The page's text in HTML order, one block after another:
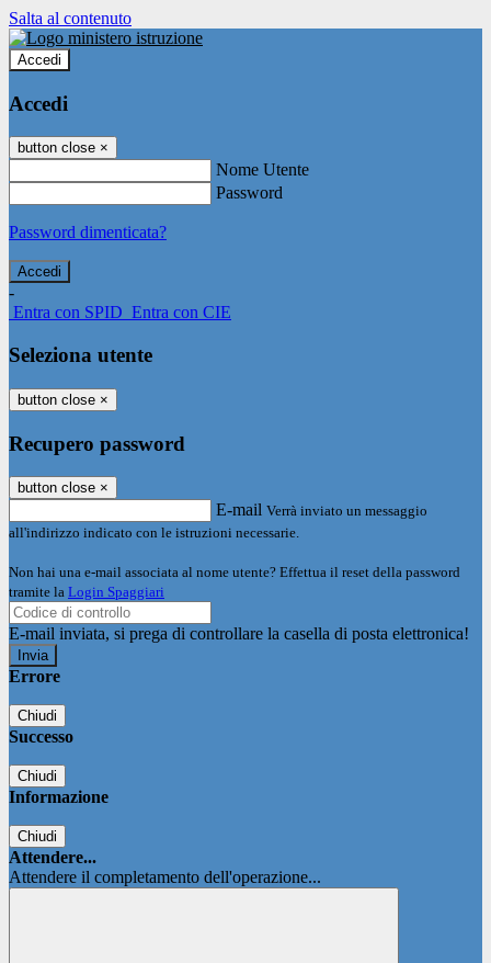
Salta al contenuto
Accedi
Accedi
button close ×
Nome Utente
Password
Password dimenticata?
-
Entra con SPID Entra con CIE
Seleziona utente
button close ×
Recupero password
button close ×
E-mail Verrà inviato un messaggio
all'indirizzo indicato con le istruzioni necessarie.
Non hai una e-mail associata al nome utente? Effettua il reset della password
tramite la Login Spaggiari
E-mail inviata, si prega di controllare la casella di posta elettronica!
Errore
Chiudi
Successo
Chiudi
Informazione
Chiudi
Attendere...
Attendere il completamento dell'operazione...